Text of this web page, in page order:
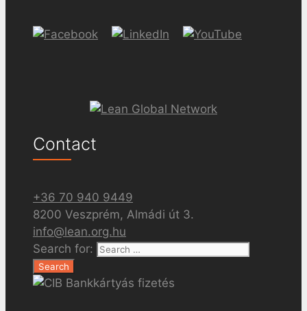
Contact
+36 70 940 9449
8200 Veszprém, Almádi út 3.
info@lean.org.hu
Search for: